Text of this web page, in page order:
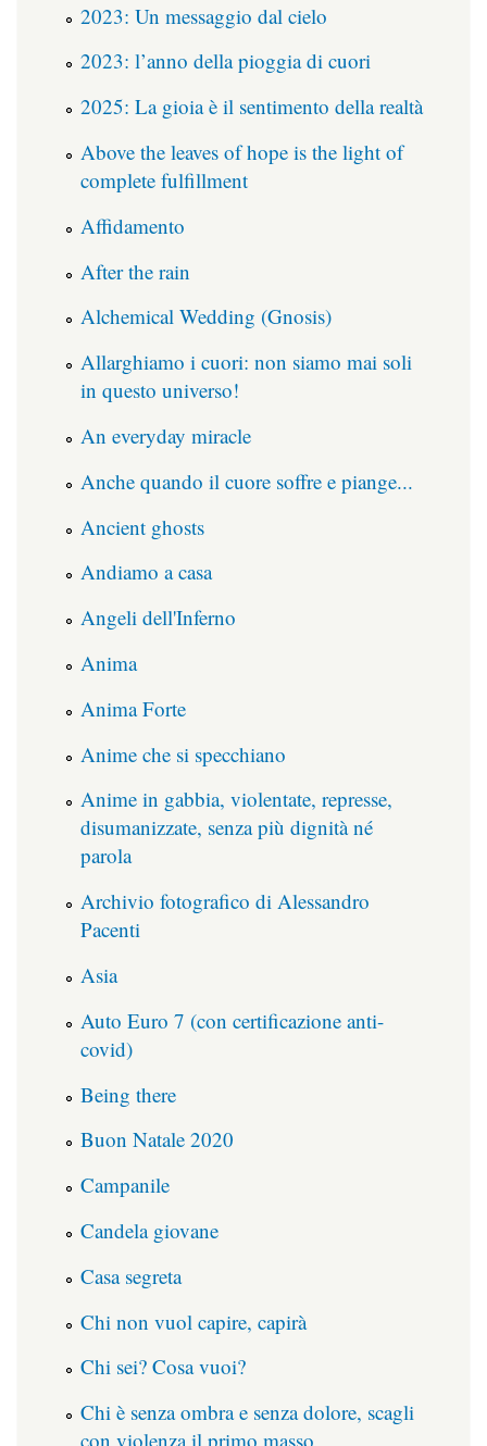
2023: Un messaggio dal cielo
2023: l’anno della pioggia di cuori
2025: La gioia è il sentimento della realtà
Above the leaves of hope is the light of
complete fulfillment
Affidamento
After the rain
Alchemical Wedding (Gnosis)
Allarghiamo i cuori: non siamo mai soli
in questo universo!
An everyday miracle
Anche quando il cuore soffre e piange...
Ancient ghosts
Andiamo a casa
Angeli dell'Inferno
Anima
Anima Forte
Anime che si specchiano
Anime in gabbia, violentate, represse,
disumanizzate, senza più dignità né
parola
Archivio fotografico di Alessandro
Pacenti
Asia
Auto Euro 7 (con certificazione anti-
covid)
Being there
Buon Natale 2020
Campanile
Candela giovane
Casa segreta
Chi non vuol capire, capirà
Chi sei? Cosa vuoi?
Chi è senza ombra e senza dolore, scagli
con violenza il primo masso